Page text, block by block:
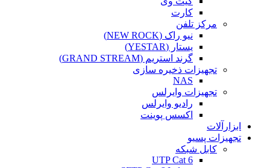
کارت
مرکز تلفن
نیو راک (NEW ROCK)
یستار (YESTAR)
گرند استریم (GRAND STREAM)
تجهیزات ذخیره سازی
NAS
تجهیزات وایرلس
رادیو وایرلس
اکسس پوینت
ابزارآلات
تجهیزات پسیو
کابل شبکه
UTP Cat 6